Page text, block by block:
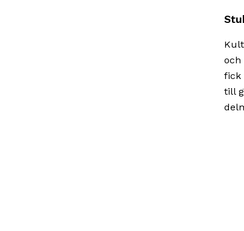
och
fick
till